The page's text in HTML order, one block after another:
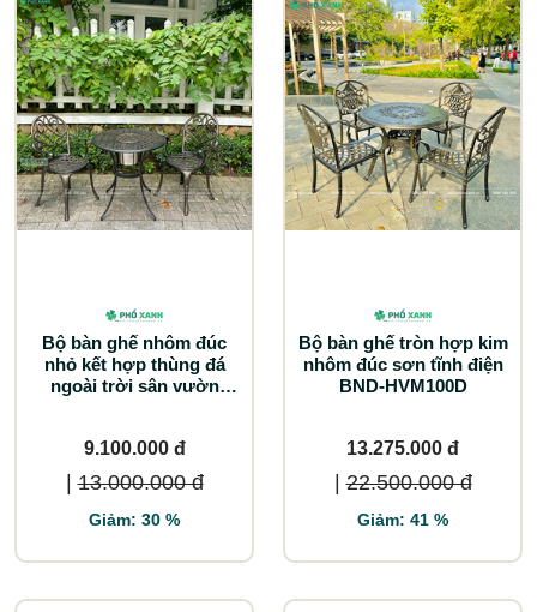
Bộ bàn ghế nhôm đúc
nhỏ kết hợp thùng đá
ngoài trời sân vườn
9.100.000 đ
| 13.000.000 đ
Giảm: 30 %
Bộ bàn ghế tròn hợp kim
nhôm đúc sơn tĩnh điện
BND-HVM100D
13.275.000 đ
| 22.500.000 đ
Giảm: 41 %